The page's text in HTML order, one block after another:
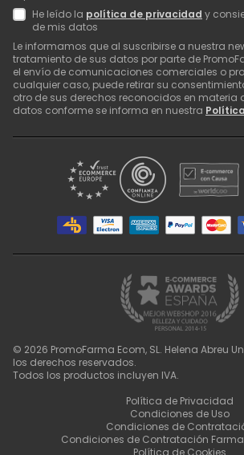
He leído la política de privacidad y
de mis datos
Le informamos que al suscribirse a nuestra
tratamiento de sus datos por parte de
el envío de comunicaciones comerciales o
cualquier caso, puede retirar su
otro de sus derechos reconocidos en materia
datos conforme se informa en nuestra
© 2026 PromoFarma Ecom, SL. Helena Abreu
los derechos reservados.
Todos los productos incluyen IVA.
Política de Privacidad
Condiciones de Uso
Condiciones de
Condiciones de Contratación